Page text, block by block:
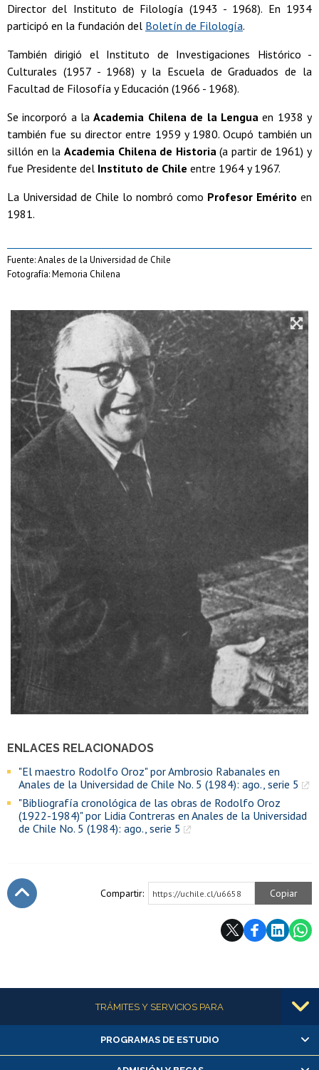
ENLACES RELACIONADOS
"El maestro Rodolfo Oroz" por Ambrosio Rabanales en
Anales de la Universidad de Chile No. 5 (1984): ago., serie 5
"Bibliografía cronológica de las obras de Rodolfo Oroz
(1922-1984)" por Lidia Contreras en Anales de la Universidad
de Chile No. 5 (1984): ago., serie 5
Director del Instituto de Filología (1943 - 1968). En 1934
participó en la fundación del Boletín de Filología.
También dirigió el Instituto de Investigaciones Histórico -
Culturales (1957 - 1968) y la Escuela de Graduados de la
Facultad de Filosofía y Educación (1966 - 1968).
Se incorporó a laAcademia Chilena de la Lenguaen 1938 y
también fue su director entre 1959 y 1980. Ocupó también un
sillón en la Academia Chilena de Historia(a partir de 1961) y
fue Presidente del Instituto de Chile entre 1964 y 1967.
La Universidad de Chile lo nombró como Profesor Emérito en
1981.
Fuente: Anales de la Universidad de Chile
Fotografía: Memoria Chilena
Compartir: https://uchile.cl/u6658 Copiar
Más informaciónTRÁMITES Y SERVICIOS PARA
Alumnas/os y exalumnas/os
Matrícula en línea
PROGRAMAS DE ESTUDIO